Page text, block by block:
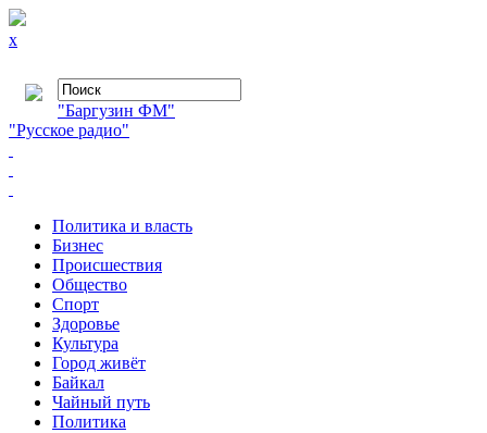
x
"Баргузин ФМ"
"Русское радио"
Политика и власть
Бизнес
Происшествия
Общество
Cпорт
Здоровье
Культура
Город живёт
Байкал
Чайный путь
Политика